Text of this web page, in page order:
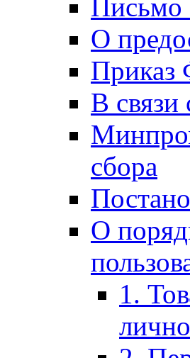
Письмо
О
Приказ
В
сбора
О
1.